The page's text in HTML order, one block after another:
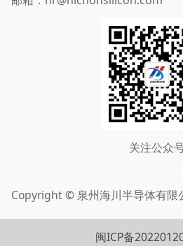
关注公众
Copyright © 泉州海川半导体有
闽ICP备